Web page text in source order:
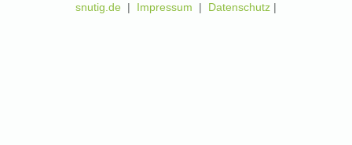
snutig.de | Impressum | Datenschutz |